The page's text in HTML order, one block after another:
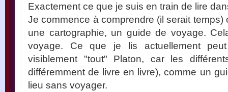
Exactement ce que je suis en train de lire
Je commence à comprendre (il serait
une cartographie, un guide de voyage.
voyage. Ce que je lis actuellement
visiblement "tout" Platon, car les
différemment de livre en livre), comme un
lieu sans voyager.